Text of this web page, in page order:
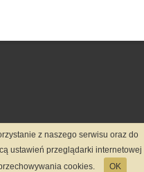
z naszego serwisu oraz do
ustawień przeglądarki internetowej
cookies.
OK